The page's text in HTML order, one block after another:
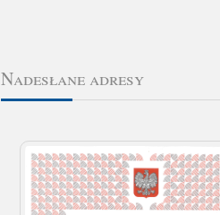
Nadesłane adresy